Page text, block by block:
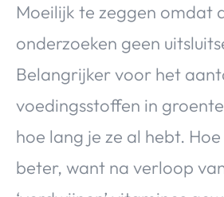
Moeilijk te zeggen omdat
onderzoeken geen
Belangrijker voor het
voedingsstoffen in
hoe lang je ze al hebt.
beter, want na verloop